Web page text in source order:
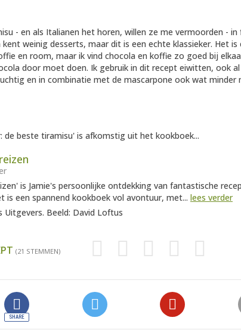
- en als Italianen het horen, willen ze me vermoorden -
kent weinig desserts, maar dit is een echte klassieker. Het
en room, maar ik vind chocola en koffie zo goed bij
door moet doen. Ik gebruik in dit recept eiwitten, ook
en in combinatie met de mascarpone ook wat minder
de beste tiramisu' is afkomstig uit het kookboek...
is Jamie's persoonlijke ontdekking van fantastische
is een spannend kookboek vol avontuur, met... lees verder
Beeld: David Loftus
(21 STEMMEN)